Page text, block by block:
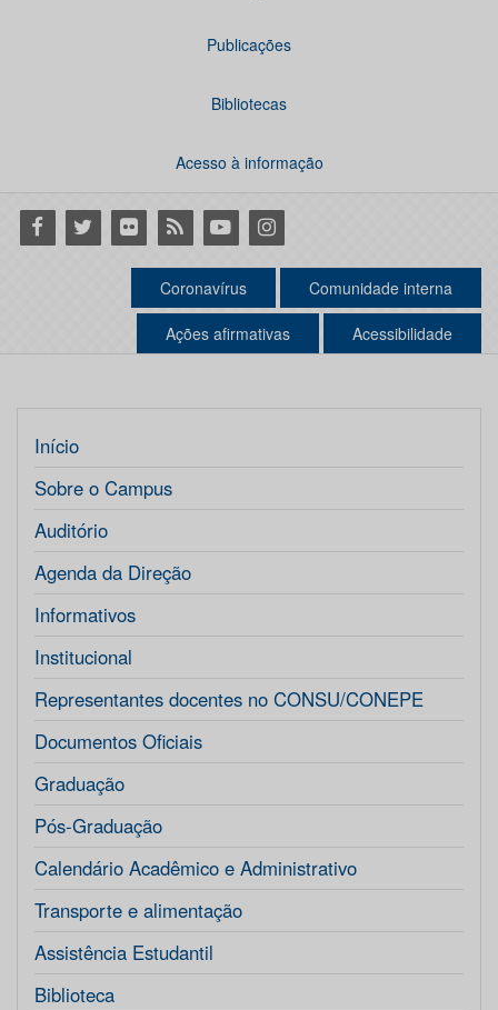
Publicações
Bibliotecas
Acesso à informação
Facebook
Twitter Flickr RSS YoutubeInstagram
Coronavírus Comunidade interna
Ações afirmativas Acessibilidade
Início
Sobre o Campus
Auditório
Agenda da Direção
Informativos
Institucional
Representantes docentes no CONSU/CONEPE
Documentos Oficiais
Graduação
Pós-Graduação
Calendário Acadêmico e Administrativo
Transporte e alimentação
Assistência Estudantil
Biblioteca